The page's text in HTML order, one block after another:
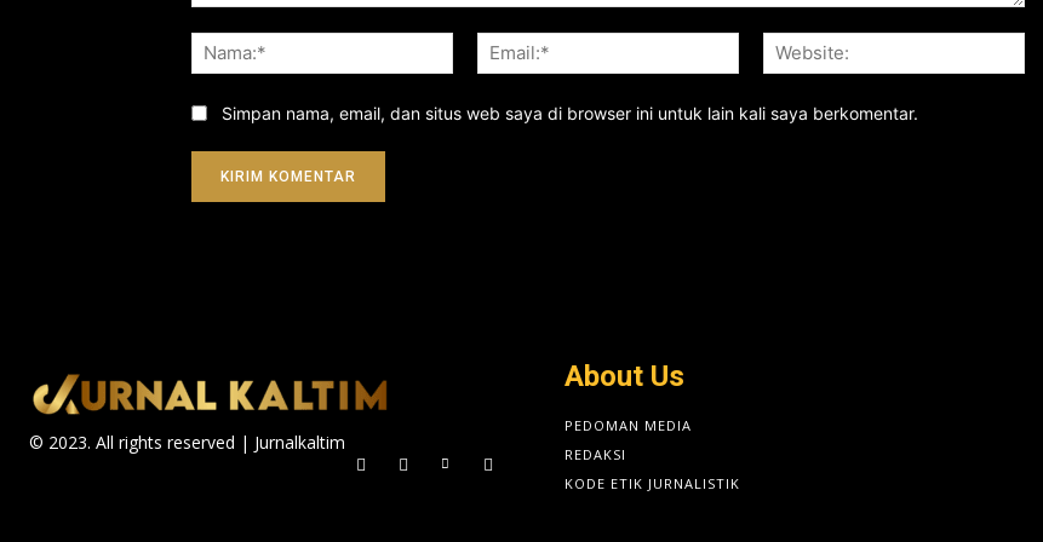
Nama:*
Email:*
Simpan nama, email, dan situs web saya di browser ini untuk lain kali saya berkomentar.
© 2023. All rights reserved | Jurnalkaltim
About Us
PEDOMAN MEDIA
REDAKSI
KODE ETIK JURNALISTIK